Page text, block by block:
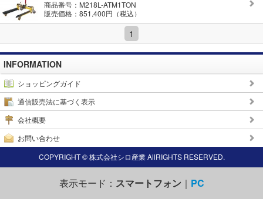
商品番号：M218L-ATM1TON
販売価格：851,400円（税込）
1
INFORMATION
ショッピングガイド
通信販売法に基づく表示
会社概要
お問い合わせ
COPYRIGHT © 株式会社シロ産業 AllRIGHTS RESERVED.
表示モード： スマートフォン｜ PC